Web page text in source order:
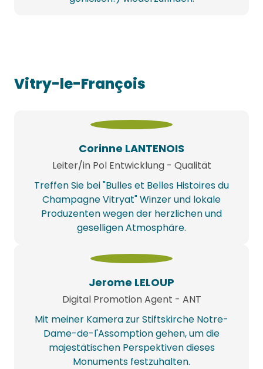
Vitry-le-François
Corinne LANTENOIS
Leiter/in Pol Entwicklung - Qualität
Treffen Sie bei "Bulles et Belles Histoires du
Champagne Vitryat" Winzer und lokale
Produzenten wegen der herzlichen und
geselligen Atmosphäre.
Jerome LELOUP
Digital Promotion Agent - ANT
Mit meiner Kamera zur Stiftskirche Notre-
Dame-de-l'Assomption gehen, um die
majestätischen Perspektiven dieses
Monuments festzuhalten.